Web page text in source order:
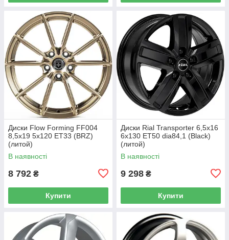
Диски Flow Forming FF004
8,5x19 5x120 ET33 (BRZ)
(литой)
В наявності
8 792 ₴
Купити
Диски Rial Transporter 6,5x16
6x130 ET50 dia84,1 (Black)
(литой)
В наявності
9 298 ₴
Купити